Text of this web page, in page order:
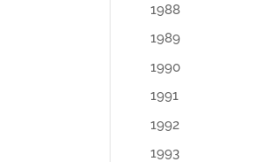
1988
1989
1990
1991
1992
1993